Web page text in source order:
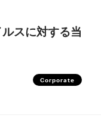
ルスに対する当
Corporate